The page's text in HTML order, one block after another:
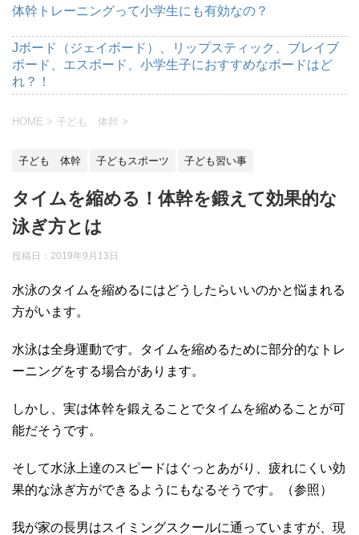
体幹トレーニングって小学生にも有効なの？
Jボード（ジェイボード）、リップスティック、ブレイブ
ボード、エスボード、小学生子におすすめなボードはど
れ？！
HOME > 子ども 体幹 >
子ども 体幹 子どもスポーツ 子ども習い事
タイムを縮める！体幹を鍛えて効果的な
泳ぎ方とは
投稿日： 2019年9月13日
水泳のタイムを縮めるにはどうしたらいいのかと悩まれる
方がいます。
水泳は全身運動です。タイムを縮めるために部分的なトレ
ーニングをする場合があります。
しかし、実は体幹を鍛えることでタイムを縮めることが可
能だそうです。
そして水泳上達のスピードはぐっとあがり、疲れにくい効
果的な泳ぎ方ができるようにもなるそうです。（参照）
我が家の長男はスイミングスクールに通っていますが、現